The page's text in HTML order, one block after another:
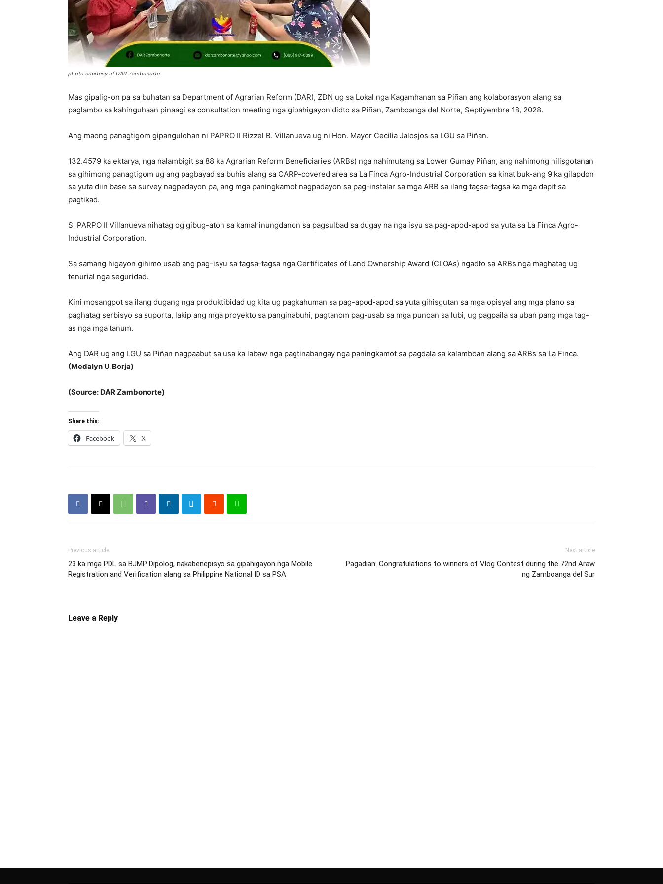
photo courtesy of DAR Zambonorte
Mas gipalig-on pa sa buhatan sa Department of Agrarian Reform (DAR), ZDN ug sa Lokal nga Kagamhanan sa Piñan ang kolaborasyon alang sa
paglambo sa kahinguhaan pinaagi sa consultation meeting nga gipahigayon didto sa Piñan, Zamboanga del Norte, Septiyembre 18, 2028.
Ang maong panagtigom gipangulohan ni PAPRO II Rizzel B. Villanueva ug ni Hon. Mayor Cecilia Jalosjos sa LGU sa Piñan.
132.4579 ka ektarya, nga nalambigit sa 88 ka Agrarian Reform Beneficiaries (ARBs) nga nahimutang sa Lower Gumay Piñan, ang nahimong hilisgotanan
sa gihimong panagtigom ug ang pagbayad sa buhis alang sa CARP-covered area sa La Finca Agro-Industrial Corporation sa kinatibuk-ang 9 ka gilapdon
sa yuta diin base sa survey nagpadayon pa, ang mga paningkamot nagpadayon sa pag-instalar sa mga ARB sa ilang tagsa-tagsa ka mga dapit sa
pagtikad.
Si PARPO II Villanueva nihatag og gibug-aton sa kamahinungdanon sa pagsulbad sa dugay na nga isyu sa pag-apod-apod sa yuta sa La Finca Agro-
Industrial Corporation.
Sa samang higayon gihimo usab ang pag-isyu sa tagsa-tagsa nga Certificates of Land Ownership Award (CLOAs) ngadto sa ARBs nga maghatag ug
tenurial nga seguridad.
Kini mosangpot sa ilang dugang nga produktibidad ug kita ug pagkahuman sa pag-apod-apod sa yuta gihisgutan sa mga opisyal ang mga plano sa
paghatag serbisyo sa suporta, lakip ang mga proyekto sa panginabuhi, pagtanom pag-usab sa mga punoan sa lubi, ug pagpaila sa uban pang mga tag-
as nga mga tanum.
Ang DAR ug ang LGU sa Piñan nagpaabut sa usa ka labaw nga pagtinabangay nga paningkamot sa pagdala sa kalamboan alang sa ARBs sa La Finca.
(Medalyn U. Borja)
(Source: DAR Zambonorte)
Share this:
Facebook X
Previous article
23 ka mga PDL sa BJMP Dipolog, nakabenepisyo sa gipahigayon nga Mobile
Registration and Verification alang sa Philippine National ID sa PSA
Next article
Pagadian: Congratulations to winners of Vlog Contest during the 72nd Araw
ng Zamboanga del Sur
Leave a Reply